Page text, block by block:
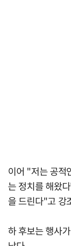
이어 "저는 공적
는 정치를 해왔
을 드린다"고 강
하 후보는 행사